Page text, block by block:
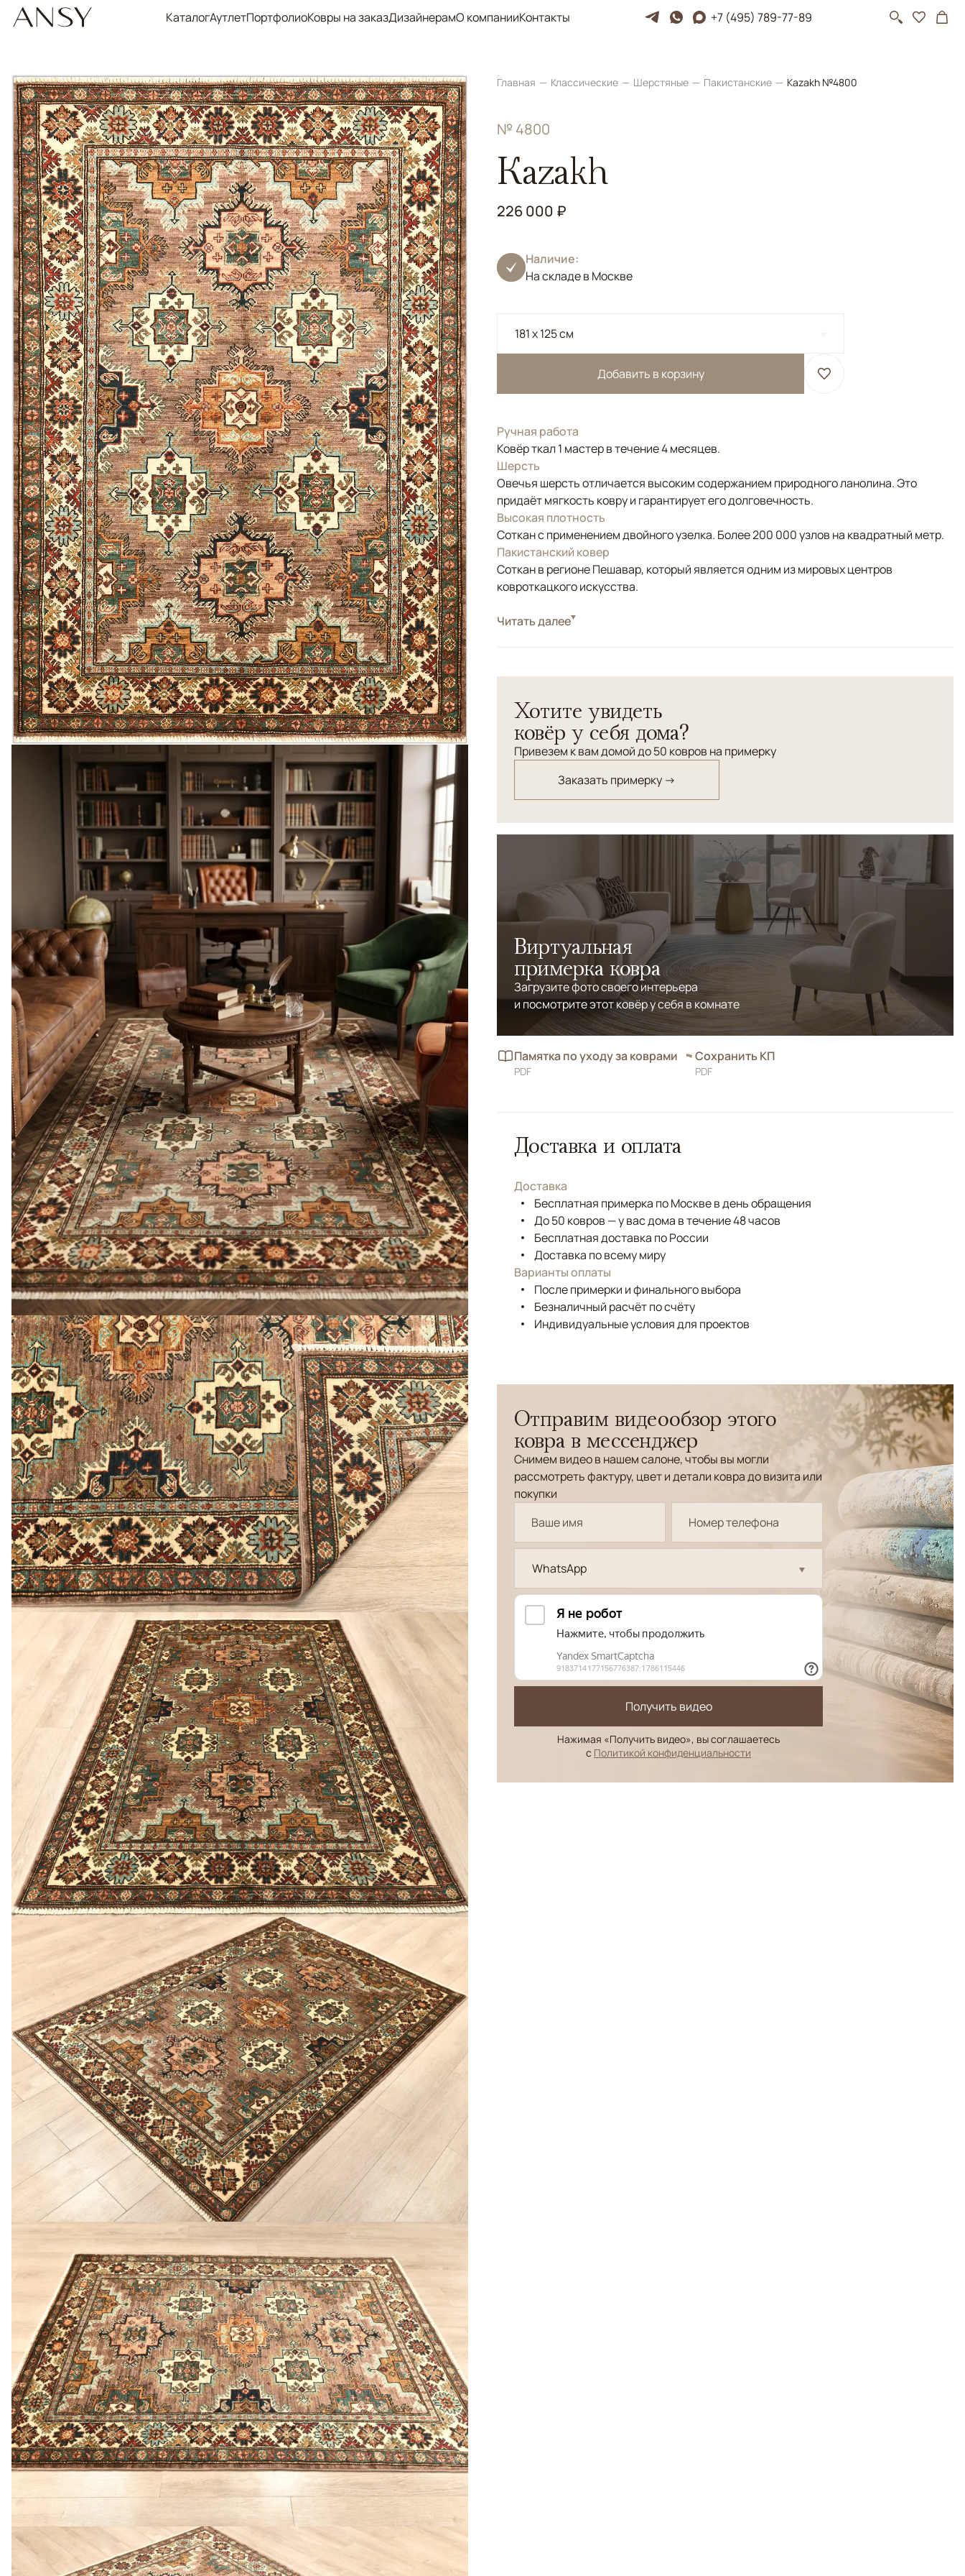
КаталогАутлетПортфолиоКовры на заказДизайнерамО компанииКонтакты +7 (495) 789-77-89
Главная Классические Шерстяные Пакистанские Kazakh №4800
№ 4800
Kazakh
226 000 ₽
Наличие:
На складе в Москве
181 x 125 см
Добавить в корзину
Ручная работа
Ковёр ткал 1 мастер в течение 4 месяцев.
Шерсть
Овечья шерсть отличается высоким содержанием природного ланолина. Это
придаёт мягкость ковру и гарантирует его долговечность.
Высокая плотность
Соткан с применением двойного узелка. Более 200 000 узлов на квадратный метр.
Пакистанский ковер
Соткан в регионе Пешавар, который является одним из мировых центров
ковроткацкого искусства.
СтильКлассические
Читать далее
Хотите увидеть
ковёр у себя дома?
Привезем к вам домой до 50 ковров на примерку
Заказать примерку →
Виртуальная
примерка ковра
Загрузите фото своего интерьера
и посмотрите этот ковёр у себя в комнате
Памятка по уходу за коврами
PDF
Сохранить КП
PDF
Доставка и оплата
Доставка
Бесплатная примерка по Москве в день обращения
До 50 ковров — у вас дома в течение 48 часов
Бесплатная доставка по России
Доставка по всему миру
Варианты оплаты
После примерки и финального выбора
Безналичный расчёт по счёту
Индивидуальные условия для проектов
Отправим видеообзор этого
ковра в мессенджер
Снимем видео в нашем салоне, чтобы вы могли
рассмотреть фактуру, цвет и детали ковра до визита или
покупки
WhatsApp
Получить видео
Нажимая «Получить видео», вы соглашаетесь
с Политикой конфиденциальности